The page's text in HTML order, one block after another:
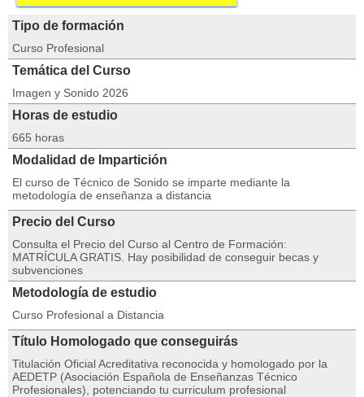
Tipo de formación
Curso Profesional
Temática del Curso
Imagen y Sonido 2026
Horas de estudio
665 horas
Modalidad de Impartición
El curso de Técnico de Sonido se imparte mediante la
metodología de enseñanza a distancia
Precio del Curso
Consulta el Precio del Curso al Centro de Formación:
MATRÍCULA GRATIS. Hay posibilidad de conseguir becas y
subvenciones
Metodología de estudio
Curso Profesional a Distancia
Título Homologado que conseguirás
Titulación Oficial Acreditativa reconocida y homologado por la
AEDETP (Asociación Española de Enseñanzas Técnico
Profesionales), potenciando tu curriculum profesional